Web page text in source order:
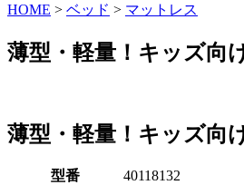
HOME > ベッド > マットレス
薄型・軽量！キッズ向
薄型・軽量！キッズ向
型番
40118132